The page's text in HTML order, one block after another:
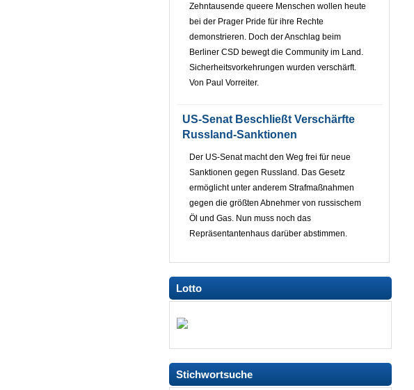
Zehntausende queere Menschen wollen heute
bei der Prager Pride für ihre Rechte
demonstrieren. Doch der Anschlag beim
Berliner CSD bewegt die Community im Land.
Sicherheitsvorkehrungen wurden verschärft.
Von Paul Vorreiter.
US-Senat Beschließt Verschärfte
Russland-Sanktionen
Der US-Senat macht den Weg frei für neue
Sanktionen gegen Russland. Das Gesetz
ermöglicht unter anderem Strafmaßnahmen
gegen die größten Abnehmer von russischem
Öl und Gas. Nun muss noch das
Repräsentantenhaus darüber abstimmen.
Lotto
Stichwortsuche